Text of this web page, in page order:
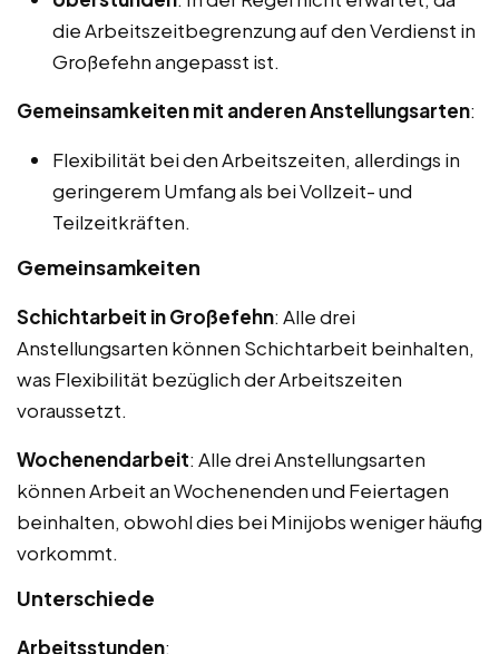
die Arbeitszeitbegrenzung auf den Verdienst in
Großefehn angepasst ist.
Gemeinsamkeiten mit anderen Anstellungsarten:
Flexibilität bei den Arbeitszeiten, allerdings in
geringerem Umfang als bei Vollzeit- und
Teilzeitkräften.
Gemeinsamkeiten
Schichtarbeit in Großefehn: Alle drei
Anstellungsarten können Schichtarbeit beinhalten,
was Flexibilität bezüglich der Arbeitszeiten
voraussetzt.
Wochenendarbeit: Alle drei Anstellungsarten
können Arbeit an Wochenenden und Feiertagen
beinhalten, obwohl dies bei Minijobs weniger häufig
vorkommt.
Unterschiede
Arbeitsstunden: